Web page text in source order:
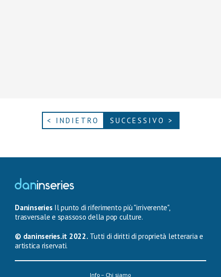
< INDIETRO SUCCESSIVO >
Daninseries Il punto di riferimento più "irriverente",
trasversale e spassoso della pop culture.
© daninseries.it 2022. Tutti di diritti di proprietà letteraria e
artistica riservati.
Info – Chi siamo